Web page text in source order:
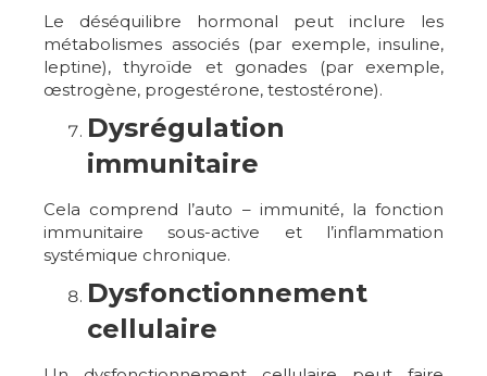
Le déséquilibre hormonal peut inclure les
métabolismes associés (par exemple, insuline,
leptine), thyroïde et gonades (par exemple,
œstrogène, progestérone, testostérone).
Dysrégulation
immunitaire
Cela comprend l’auto – immunité, la fonction
immunitaire sous-active et l’inflammation
systémique chronique.
Dysfonctionnement
cellulaire